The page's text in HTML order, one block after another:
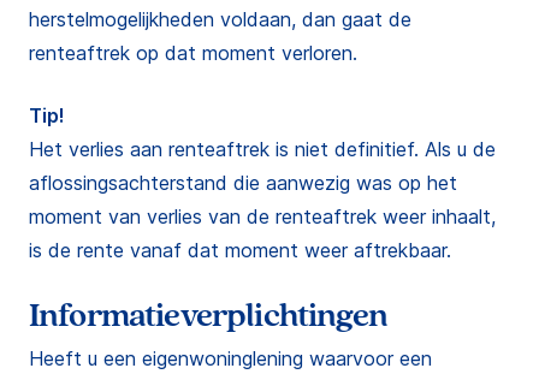
herstelmogelijkheden voldaan, dan gaat de
renteaftrek op dat moment verloren.
Tip!
Het verlies aan renteaftrek is niet definitief. Als u de
aflossingsachterstand die aanwezig was op het
moment van verlies van de renteaftrek weer inhaalt,
is de rente vanaf dat moment weer aftrekbaar.
Informatieverplichtingen
Heeft u een eigenwoninglening waarvoor een